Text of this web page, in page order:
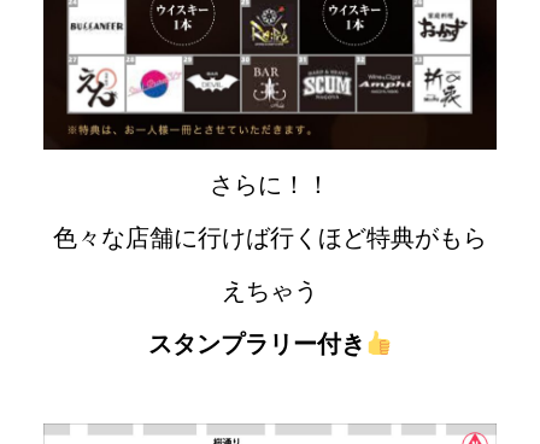
さらに！！
色々な店舗に行けば行くほど特典がもら
えちゃう
スタンプラリー付き